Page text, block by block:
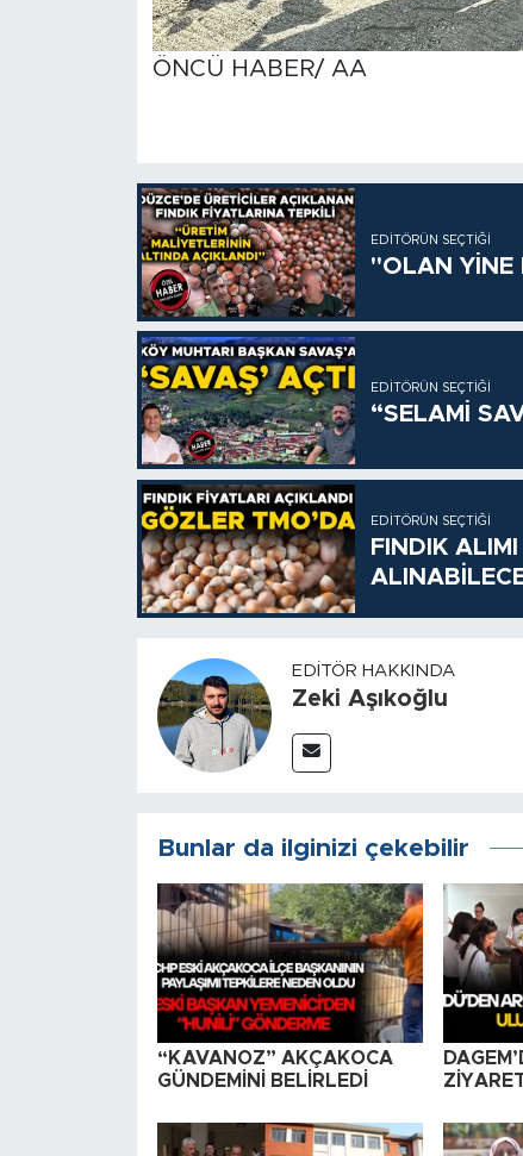
ÖNCÜ HABER/ AA
EDITÖRÜN SEÇTIĞI
"OLAN YİNE
EDITÖRÜN SEÇTIĞI
“SELAMİ
EDITÖRÜN SEÇTIĞI
FINDIK
EDITÖR HAKKINDA
Zeki Aşıkoğlu
Bunlar da ilginizi çekebilir
“KAVANOZ” AKÇAKOCA
GÜNDEMİNİ BELİRLEDİ